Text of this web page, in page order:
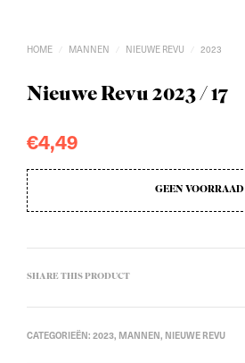
HOME / MANNEN / NIEUWE REVU / 2023
Nieuwe Revu 2023 / 17
€4,49
GEEN VOORRAAD
SHARE THIS PRODUCT
CATEGORIEËN: 2023, MANNEN, NIEUWE REVU